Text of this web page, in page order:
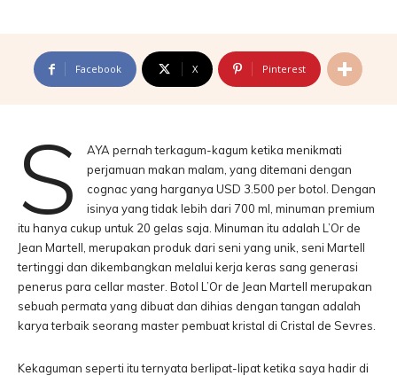
Facebook X Pinterest
S
AYA pernah terkagum-kagum ketika menikmati
perjamuan makan malam, yang ditemani dengan
cognac yang harganya USD 3.500 per botol. Dengan
isinya yang tidak lebih dari 700 ml, minuman premium
itu hanya cukup untuk 20 gelas saja. Minuman itu adalah L’Or de
Jean Martell, merupakan produk dari seni yang unik, seni Martell
tertinggi dan dikembangkan melalui kerja keras sang generasi
penerus para cellar master. Botol L’Or de Jean Martell merupakan
sebuah permata yang dibuat dan dihias dengan tangan adalah
karya terbaik seorang master pembuat kristal di Cristal de Sevres.
Kekaguman seperti itu ternyata berlipat-lipat ketika saya hadir di